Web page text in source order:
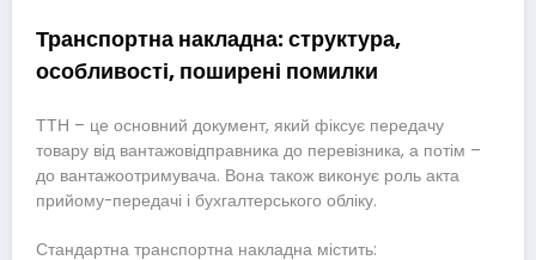
Транспортна накладна: структура,
особливості, поширені помилки
ТТН – це основний документ, який фіксує передачу
товару від вантажовідправника до перевізника, а потім –
до вантажоотримувача. Вона також виконує роль акта
прийому-передачі і бухгалтерського обліку.
Стандартна транспортна накладна містить: